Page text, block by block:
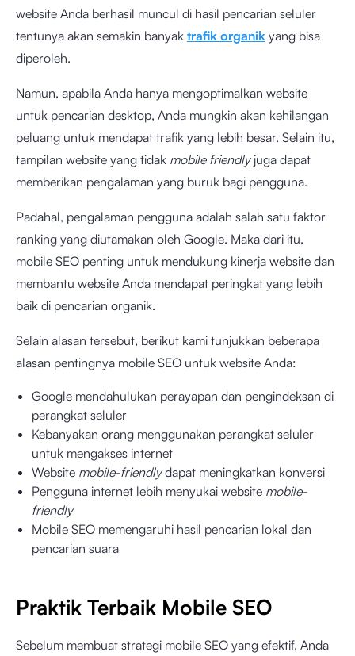
website Anda berhasil muncul di hasil pencarian seluler
tentunya akan semakin banyak trafik organik yang bisa
diperoleh.
Namun, apabila Anda hanya mengoptimalkan website
untuk pencarian desktop, Anda mungkin akan kehilangan
peluang untuk mendapat trafik yang lebih besar. Selain itu,
tampilan website yang tidak mobile friendlyjuga dapat
memberikan pengalaman yang buruk bagi pengguna.
Padahal, pengalaman pengguna adalah salah satu faktor
ranking yang diutamakan oleh Google. Maka dari itu,
mobile SEO penting untuk mendukung kinerja website dan
membantu website Anda mendapat peringkat yang lebih
baik di pencarian organik.
Selain alasan tersebut, berikut kami tunjukkan beberapa
alasan pentingnya mobile SEO untuk website Anda:
Google mendahulukan perayapan dan pengindeksan di
perangkat seluler
Kebanyakan orang menggunakan perangkat seluler
untuk mengakses internet
Website mobile-friendlydapat meningkatkan konversi
Pengguna internet lebih menyukai website mobile-
friendly
Mobile SEO memengaruhi hasil pencarian lokal dan
pencarian suara
Praktik Terbaik Mobile SEO
Sebelum membuat strategi mobile SEO yang efektif, Anda